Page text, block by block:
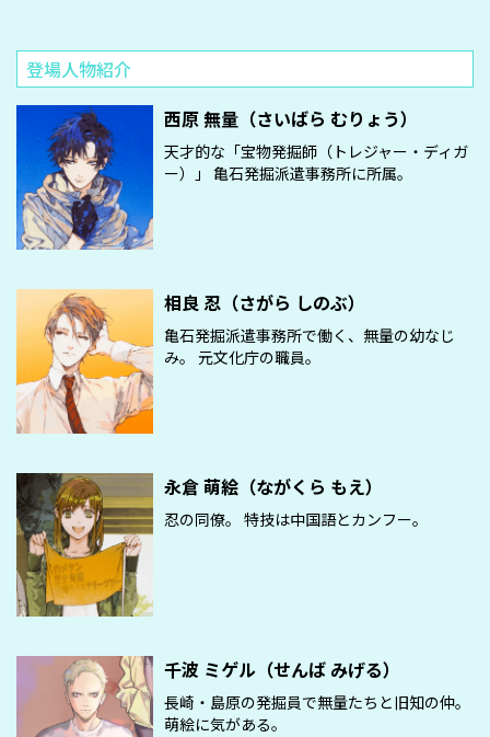
登場人物紹介
西原 無量（さいばら むりょう）
天才的な「宝物発掘師（トレジャー・ディガ
ー）」 亀石発掘派遣事務所に所属。
相良 忍（さがら しのぶ）
亀石発掘派遣事務所で働く、無量の幼なじ
み。 元文化庁の職員。
永倉 萌絵（ながくら もえ）
忍の同僚。 特技は中国語とカンフー。
千波 ミゲル（せんば みげる）
長崎・島原の発掘員で無量たちと旧知の仲。
萌絵に気がある。